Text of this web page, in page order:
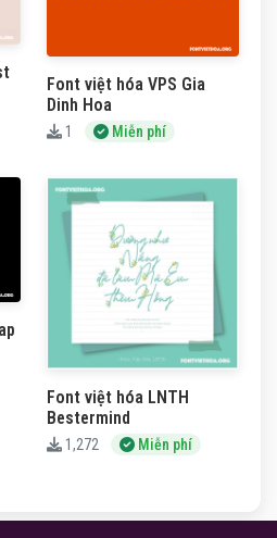
Font việt hóa VPS Gia
Dinh Hoa
1 Miễn phí
Font việt hóa LNTH
Bestermind
1,272 Miễn phí